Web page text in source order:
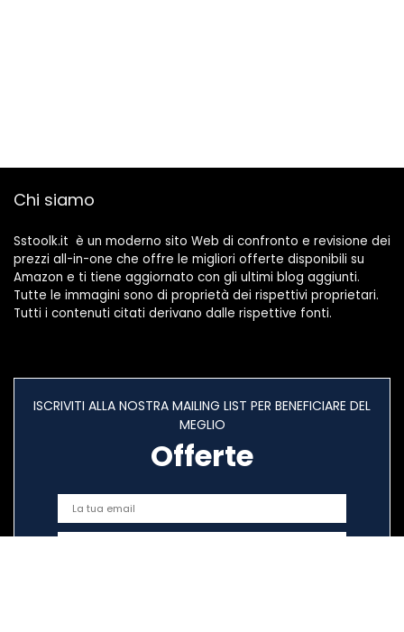
Chi siamo
Sstoolk.it è un moderno sito Web di confronto e revisione dei
prezzi all-in-one che offre le migliori offerte disponibili su
Amazon e ti tiene aggiornato con gli ultimi blog aggiunti.
Tutte le immagini sono di proprietà dei rispettivi proprietari.
Tutti i contenuti citati derivano dalle rispettive fonti.
ISCRIVITI ALLA NOSTRA MAILING LIST PER BENEFICIARE DEL
MEGLIO
Offerte